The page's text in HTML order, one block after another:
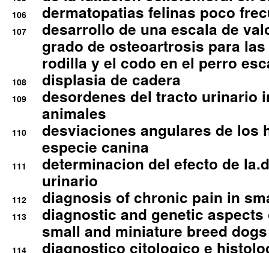
106 dermatopatias felinas poco
107
desarrollo de una escala de
grado de osteoartrosis para
rodilla y el codo en el perro
108 displasia de cadera
109
desordenes del tracto urinario
animales
110
desviaciones angulares de los
especie canina
111
determinacion del efecto de
urinario
112 diagnosis of chronic pain in
113
diagnostic and genetic
small and miniature breed
114
diagnostico citologico e